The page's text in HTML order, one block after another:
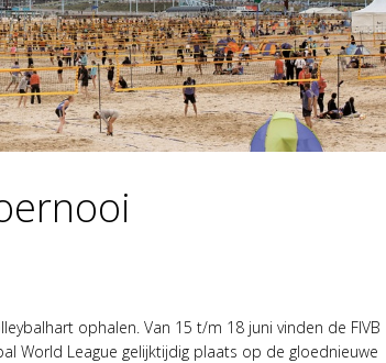
ophalen. Van 15 t/m 18 juni vinden de FIVB
World League gelijktijdig plaats op de gloednieuwe